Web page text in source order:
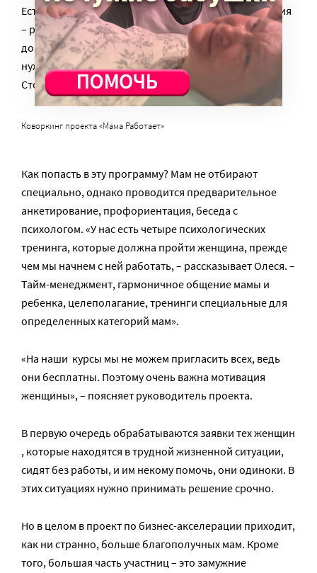
Есть дополнительная помощь, платные предложения
– разработка фирменного стиля, логотипа,
дополнительные лекции, подача документов в
нужные государственные органы для регистрации.
Стоимость такой помощи опять же минимальна.
Коворкинг проекта «Мама Работает»
Как попасть в эту программу? Мам не отбирают
специально, однако проводится предварительное
анкетирование, профориентация, беседа с
психологом. «У нас есть четыре психологических
тренинга, которые должна пройти женщина, прежде
чем мы начнем с ней работать, – рассказывает Олеся. –
Тайм-менеджмент, гармоничное общение мамы и
ребенка, целеполагание, тренинги специальные для
определенных категорий мам».
«На наши курсы мы не можем пригласить всех, ведь
они бесплатны. Поэтому очень важна мотивация
женщины», – поясняет руководитель проекта.
В первую очередь обрабатываются заявки тех женщин
, которые находятся в трудной жизненной ситуации,
сидят без работы, и им некому помочь, они одиноки. В
этих ситуациях нужно принимать решение срочно.
Но в целом в проект по бизнес-акселерации приходит,
как ни странно, больше благополучных мам. Кроме
того, большая часть участниц – это замужние